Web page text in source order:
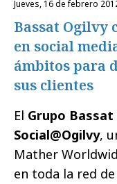
jueves, 16 de febrero
Bassat Ogilvy
en social
ámbitos para
sus clientes
El Grupo Bassat
Social@Ogilvy,
Mather
en toda la red